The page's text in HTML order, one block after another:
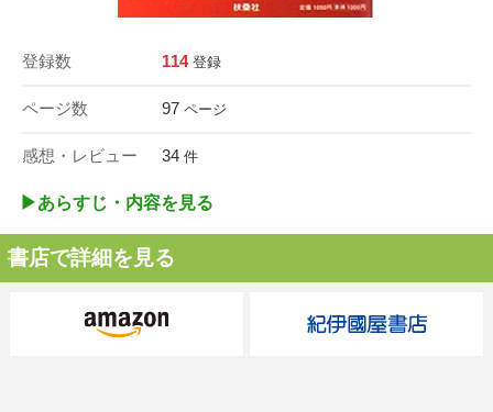
登録数 114 登録
ページ数 97 ページ
感想・レビュー 34 件
▶︎あらすじ・内容を見る
書店で詳細を見る